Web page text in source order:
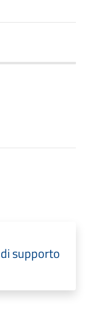
supporto